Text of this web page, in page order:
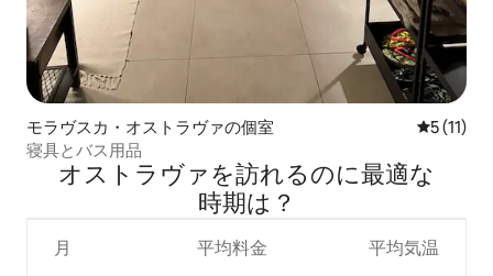
モラヴスカ・オストラヴァの個室 レビュー
5 (11)
寝具とバス用品
オストラヴァを訪⁠れ⁠るの⁠に最⁠適⁠な
時⁠期⁠は⁠？
月 平均料金 平均気温